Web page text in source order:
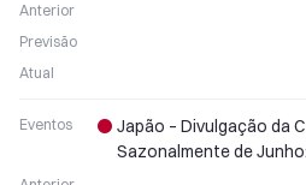
Anterior
Previsão
Atual
Eventos
Japão – Divulgação da
Sazonalmente de